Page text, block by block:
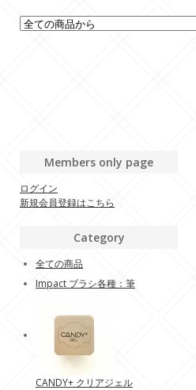
Members only page
ログイン
新規会員登録はこちら
Category
全ての商品
Impact ブラシ各種：筆
CANDY+ クリアジェル